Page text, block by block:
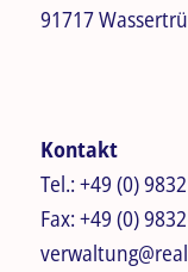
91717
Kontakt
Tel.: +49 (0)
Fax: +49 (0)